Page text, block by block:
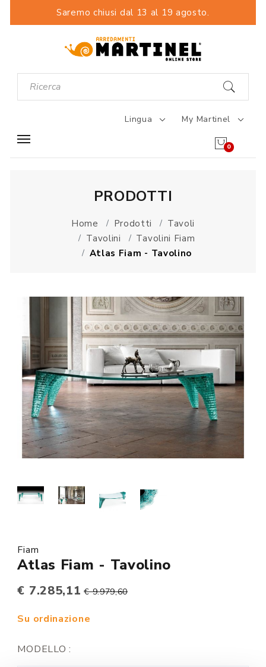
Saremo chiusi dal 13 al 19 agosto.
Lingua My Martinel
0
PRODOTTI
Home Prodotti
Tavoli
Tavolini
Tavolini Fiam
Atlas Fiam - Tavolino
Fiam
Atlas Fiam - Tavolino
€ 7.285,11 € 9.979,60
Su ordinazione
MODELLO :